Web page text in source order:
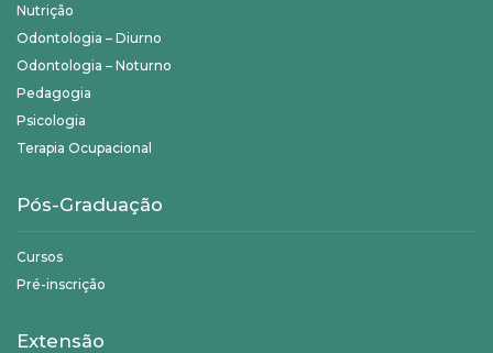
Nutrição
Odontologia – Diurno
Odontologia – Noturno
Pedagogia
Psicologia
Terapia Ocupacional
Pós-Graduação
Cursos
Pré-inscrição
Extensão